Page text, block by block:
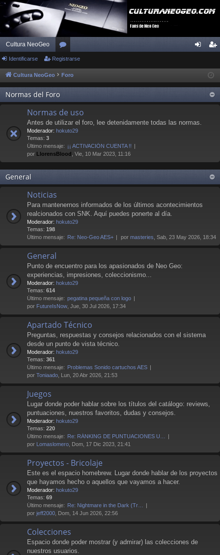
Cultura NeoGeo
or
os
fic
ar
ist
ra
rs
Identificarse Registrarse
Cultura NeoGeo Foro
Normas del Foro
Normas de uso
Antes de utilizar el foro, lee detenidamente todas las normas.
Moderador: hokuto29
Temas: 3
Último mensaje: ¡¡ ACTIVACIÓN CUENTA !!
por LlorensBlood , Vie, 10 Mar 2023, 11:16
General
Noticias
Para mantenernos informados de los últimos acontecimientos
realcionados con SNK. Aquí puedes ponerte al día.
Moderador: hokuto29
Temas: 198
Último mensaje: Re: Neo-Geo AES+ por masteries , Sab, 23 May 2026, 18:34
General
Punto de encuentro para los apasionados de Neo Geo:
experiencias, impresiones, coleccionismo...
Moderador: hokuto29
Temas: 614
Último mensaje: pegatina pequeña con logo
por FutureIsNow , Jue, 30 Jul 2026, 17:34
Apartado Técnico
Preguntas, respuestas y consejos relacionados con el sistema
desde un punto de vista técnico.
Moderador: hokuto29
Temas: 361
Último mensaje: Problemas Sonido cartuchos AES
por Toniaado , Lun, 20 Abr 2026, 21:53
Juegos
Lugar donde poder hablar sobre los títulos del catálogo: reviews,
puntuaciones, nuestros favoritos, dudas y consejos.
Moderador: hokuto29
Temas: 220
Último mensaje: Re: RÁNKING DE PUNTUACIONES U…
por Lomaslomero , Dom, 17 Dic 2023, 21:41
Proyectos - Bricolaje
Este es el espacio homebrew. Lugar donde hablar de los proyectos
que hayamos hecho o aquellos que vayamos a hacer.
Moderador: hokuto29
Temas: 69
Último mensaje: Re: Nightmare in the Dark (Tr…
por jeff2000 , Dom, 14 Jun 2026, 22:56
Colecciones
Espacio donde poder mostrar (y admirar) las colecciones de
nuestros usuarios.